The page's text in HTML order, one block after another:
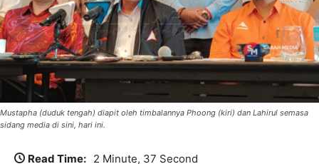
Mustapha (duduk tengah) diapit oleh timbalannya Phoong (kiri) dan Lahirul semasa
sidang media di sini, hari ini.
Read Time: 2 Minute, 37 Second